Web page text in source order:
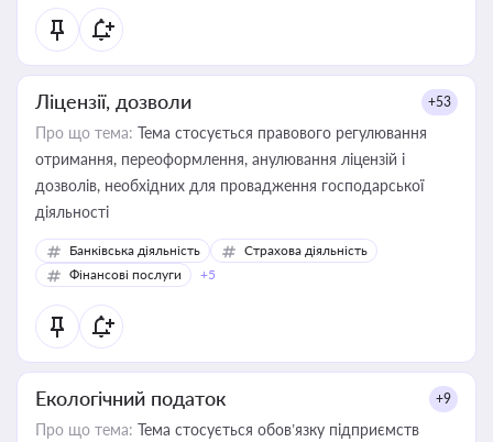
Ліцензії, дозволи +53
Про що тема: Тема стосується правового регулювання
отримання, переоформлення, анулювання ліцензій і
дозволів, необхідних для провадження господарської
діяльності
Банківська діяльність
Страхова діяльність
Фінансові послуги
+5
Екологічний податок +9
Про що тема: Тема стосується обов’язку підприємств